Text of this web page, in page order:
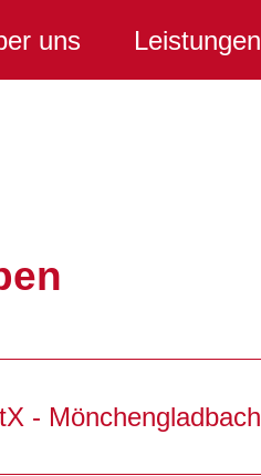
uns Leistungen
- Mönchengladbach